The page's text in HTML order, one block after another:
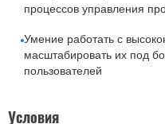
процессов управления
Умение работать с
масштабировать их под
пользователей
Условия